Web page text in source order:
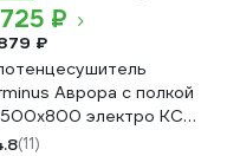
725 ₽
₽
Аврора с полкой
электро КС
матовый
(11)